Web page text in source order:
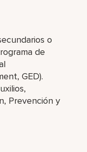
o
de
GED).
Prevención y